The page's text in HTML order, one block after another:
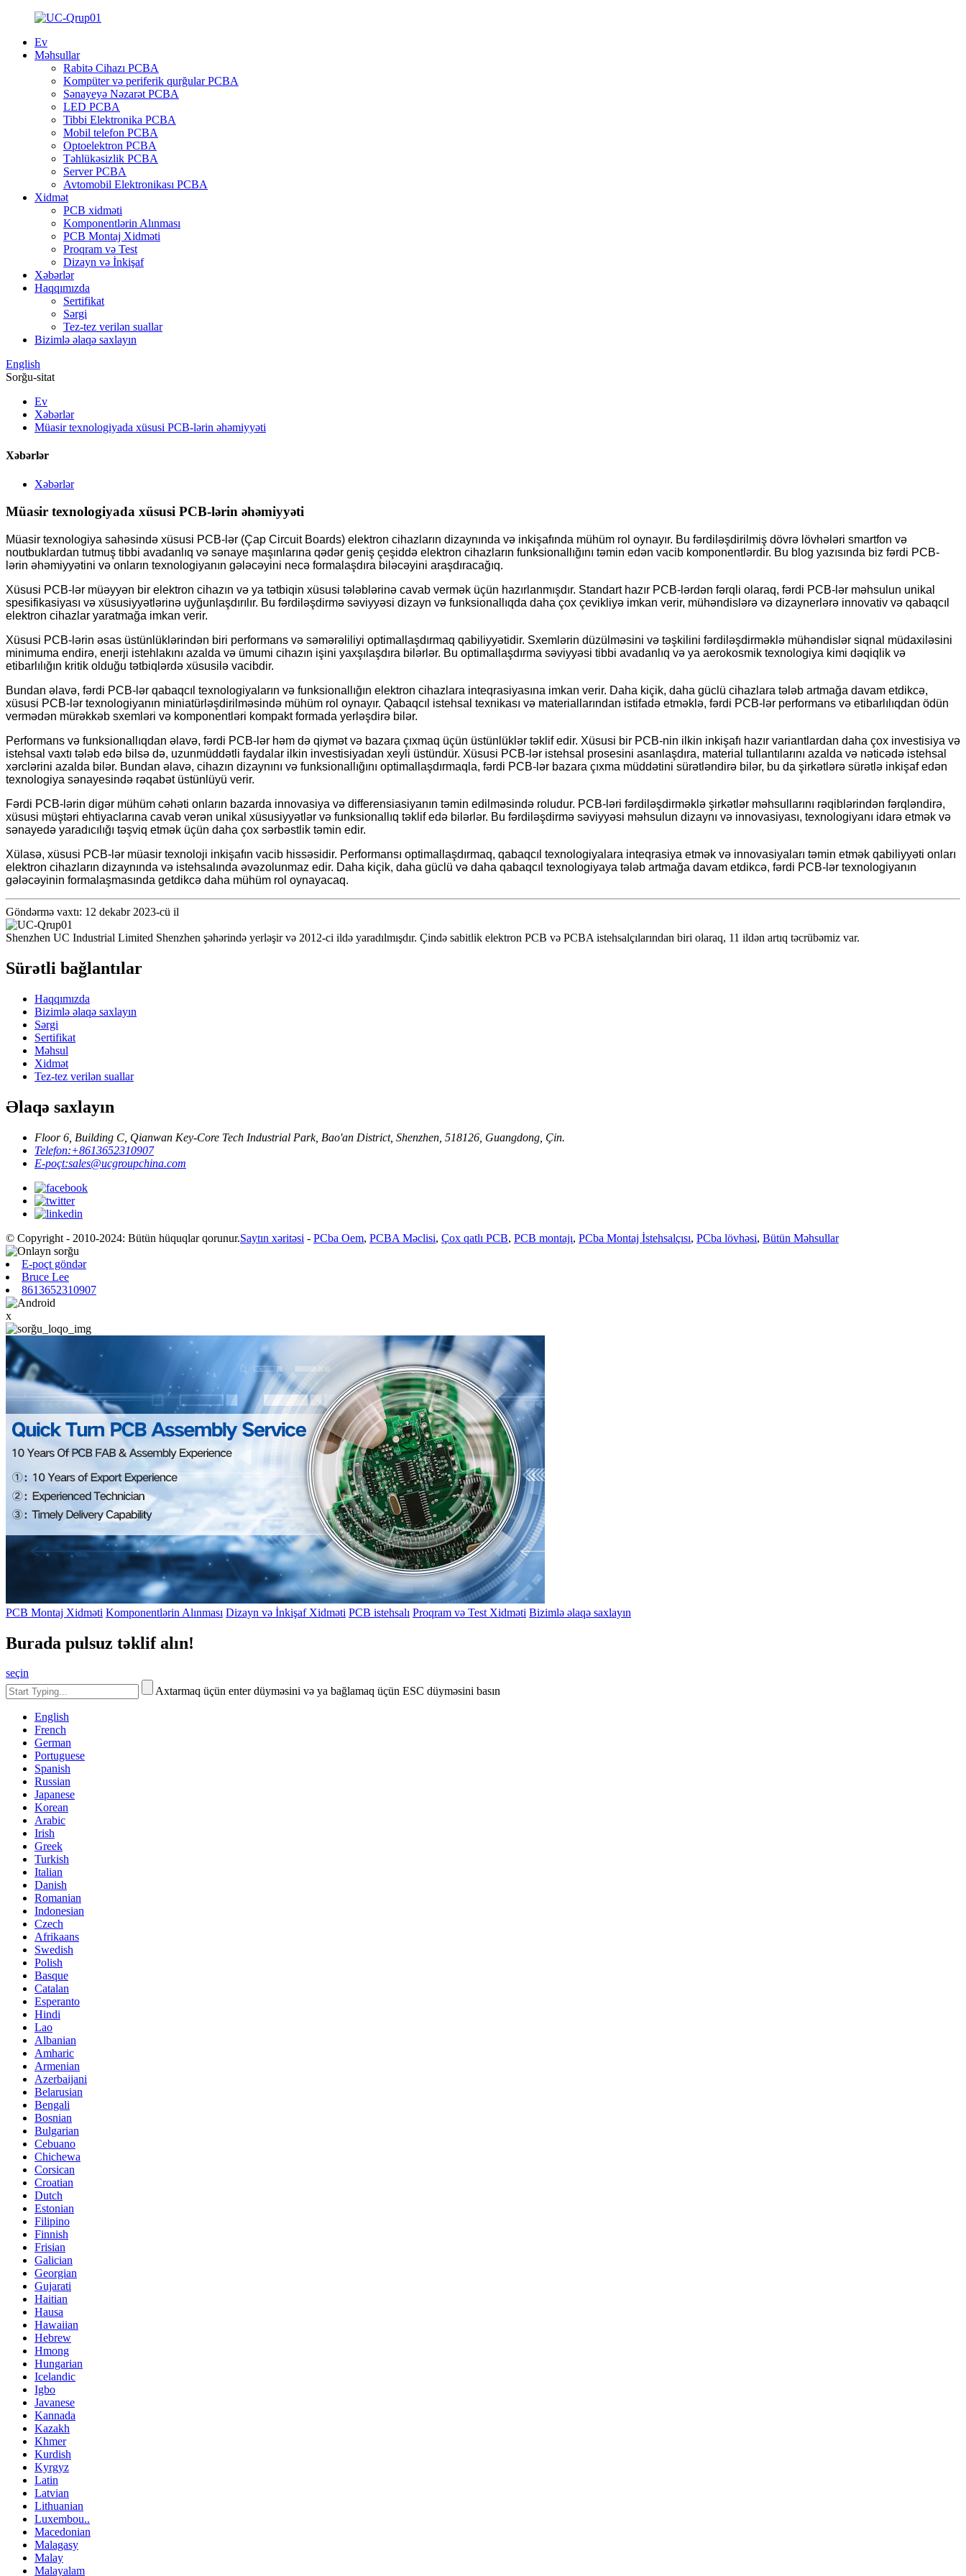
Ev
Məhsullar
Rabitə Cihazı PCBA
Kompüter və periferik qurğular PCBA
Sənayeyə Nəzarət PCBA
LED PCBA
Tibbi Elektronika PCBA
Mobil telefon PCBA
Optoelektron PCBA
Təhlükəsizlik PCBA
Server PCBA
Avtomobil Elektronikası PCBA
Xidmət
PCB xidməti
Komponentlərin Alınması
PCB Montaj Xidməti
Proqram və Test
Dizayn və İnkişaf
Xəbərlər
Haqqımızda
Sertifikat
Sərgi
Tez-tez verilən suallar
Bizimlə əlaqə saxlayın
English
Sorğu-sitat
Ev
Xəbərlər
Müasir texnologiyada xüsusi PCB-lərin əhəmiyyəti
Xəbərlər
Xəbərlər
Müasir texnologiyada xüsusi PCB-lərin əhəmiyyəti
Müasir texnologiya sahəsində xüsusi PCB-lər (Çap Circuit Boards) elektron cihazların dizaynında və inkişafında mühüm rol oynayır. Bu fərdiləşdirilmiş dövrə lövhələri smartfon və
noutbuklardan tutmuş tibbi avadanlıq və sənaye maşınlarına qədər geniş çeşiddə elektron cihazların funksionallığını təmin edən vacib komponentlərdir. Bu blog yazısında biz fərdi PCB-
lərin əhəmiyyətini və onların texnologiyanın gələcəyini necə formalaşdıra biləcəyini araşdıracağıq.
Xüsusi PCB-lər müəyyən bir elektron cihazın və ya tətbiqin xüsusi tələblərinə cavab vermək üçün hazırlanmışdır. Standart hazır PCB-lərdən fərqli olaraq, fərdi PCB-lər məhsulun unikal
spesifikasiyası və xüsusiyyətlərinə uyğunlaşdırılır. Bu fərdiləşdirmə səviyyəsi dizayn və funksionallıqda daha çox çevikliyə imkan verir, mühəndislərə və dizaynerlərə innovativ və qabaqcıl
elektron cihazlar yaratmağa imkan verir.
Xüsusi PCB-lərin əsas üstünlüklərindən biri performans və səmərəliliyi optimallaşdırmaq qabiliyyətidir. Sxemlərin düzülməsini və təşkilini fərdiləşdirməklə mühəndislər siqnal müdaxiləsini
minimuma endirə, enerji istehlakını azalda və ümumi cihazın işini yaxşılaşdıra bilərlər. Bu optimallaşdırma səviyyəsi tibbi avadanlıq və ya aerokosmik texnologiya kimi dəqiqlik və
etibarlılığın kritik olduğu tətbiqlərdə xüsusilə vacibdir.
Bundan əlavə, fərdi PCB-lər qabaqcıl texnologiyaların və funksionallığın elektron cihazlara inteqrasiyasına imkan verir. Daha kiçik, daha güclü cihazlara tələb artmağa davam etdikcə,
xüsusi PCB-lər texnologiyanın miniatürləşdirilməsində mühüm rol oynayır. Qabaqcıl istehsal texnikası və materiallarından istifadə etməklə, fərdi PCB-lər performans və etibarlılıqdan ödün
vermədən mürəkkəb sxemləri və komponentləri kompakt formada yerləşdirə bilər.
Performans və funksionallıqdan əlavə, fərdi PCB-lər həm də qiymət və bazara çıxmaq üçün üstünlüklər təklif edir. Xüsusi bir PCB-nin ilkin inkişafı hazır variantlardan daha çox investisiya və
istehsal vaxtı tələb edə bilsə də, uzunmüddətli faydalar ilkin investisiyadan xeyli üstündür. Xüsusi PCB-lər istehsal prosesini asanlaşdıra, material tullantılarını azalda və nəticədə istehsal
xərclərini azalda bilər. Bundan əlavə, cihazın dizaynını və funksionallığını optimallaşdırmaqla, fərdi PCB-lər bazara çıxma müddətini sürətləndirə bilər, bu da şirkətlərə sürətlə inkişaf edən
texnologiya sənayesində rəqabət üstünlüyü verir.
Fərdi PCB-lərin digər mühüm cəhəti onların bazarda innovasiya və differensiasiyanın təmin edilməsində roludur. PCB-ləri fərdiləşdirməklə şirkətlər məhsullarını rəqiblərindən fərqləndirə,
xüsusi müştəri ehtiyaclarına cavab verən unikal xüsusiyyətlər və funksionallıq təklif edə bilərlər. Bu fərdiləşdirmə səviyyəsi məhsulun dizaynı və innovasiyası, texnologiyanı idarə etmək və
sənayedə yaradıcılığı təşviq etmək üçün daha çox sərbəstlik təmin edir.
Xülasə, xüsusi PCB-lər müasir texnoloji inkişafın vacib hissəsidir. Performansı optimallaşdırmaq, qabaqcıl texnologiyalara inteqrasiya etmək və innovasiyaları təmin etmək qabiliyyəti onları
elektron cihazların dizaynında və istehsalında əvəzolunmaz edir. Daha kiçik, daha güclü və daha qabaqcıl texnologiyaya tələb artmağa davam etdikcə, fərdi PCB-lər texnologiyanın
gələcəyinin formalaşmasında getdikcə daha mühüm rol oynayacaq.
Göndərmə vaxtı: 12 dekabr 2023-cü il
Shenzhen UC Industrial Limited Shenzhen şəhərində yerləşir və 2012-ci ildə yaradılmışdır. Çində sabitlik elektron PCB və PCBA istehsalçılarından biri olaraq, 11 ildən artıq təcrübəmiz var.
Sürətli bağlantılar
Haqqımızda
Bizimlə əlaqə saxlayın
Sərgi
Sertifikat
Məhsul
Xidmət
Tez-tez verilən suallar
Əlaqə saxlayın
Floor 6, Building C, Qianwan Key-Core Tech Industrial Park, Bao'an District, Shenzhen, 518126, Guangdong, Çin.
Telefon:+8613652310907
E-poçt:sales@ucgroupchina.com
© Copyright - 2010-2024: Bütün hüquqlar qorunur.Saytın xəritəsi - PCba Oem, PCBA Məclisi, Çox qatlı PCB, PCB montajı, PCba Montaj İstehsalçısı, PCba lövhəsi, Bütün Məhsullar
E-poçt göndər
Bruce Lee
8613652310907
x
PCB Montaj Xidməti Komponentlərin Alınması Dizayn və İnkişaf Xidməti PCB istehsalı Proqram və Test Xidməti Bizimlə əlaqə saxlayın
Burada pulsuz təklif alın!
seçin
Axtarmaq üçün enter düyməsini və ya bağlamaq üçün ESC düyməsini basın
English
French
German
Portuguese
Spanish
Russian
Japanese
Korean
Arabic
Irish
Greek
Turkish
Italian
Danish
Romanian
Indonesian
Czech
Afrikaans
Swedish
Polish
Basque
Catalan
Esperanto
Hindi
Lao
Albanian
Amharic
Armenian
Azerbaijani
Belarusian
Bengali
Bosnian
Bulgarian
Cebuano
Chichewa
Corsican
Croatian
Dutch
Estonian
Filipino
Finnish
Frisian
Galician
Georgian
Gujarati
Haitian
Hausa
Hawaiian
Hebrew
Hmong
Hungarian
Icelandic
Igbo
Javanese
Kannada
Kazakh
Khmer
Kurdish
Kyrgyz
Latin
Latvian
Lithuanian
Luxembou..
Macedonian
Malagasy
Malay
Malayalam